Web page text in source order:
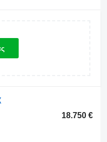
18.750 €